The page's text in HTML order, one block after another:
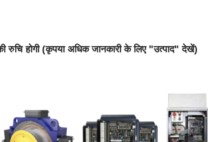
रुचि होगी(कृपया अधिक जानकारी के लिए "उत्पाद" देखें)